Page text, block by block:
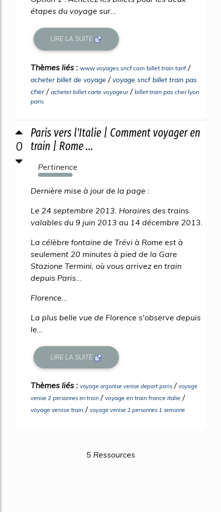
étapes du voyage sur...
LIRE LA SUITE
Thèmes liés : www voyages sncf com billet train tarif/
acheter billet de voyage /voyage sncf billet train pas
cher/ acheter billet carte voyageur/ billet train pas cher lyon
paris
0
Paris vers l'Italie | Comment voyager en
train | Rome ...
Pertinence
583%
Dernière mise à jour de la page :
Le 24 septembre 2013. Horaires des trains
valables du 9 juin 2013 au 14 décembre 2013.
La célèbre fontaine de Trévi à Rome est à
seulement 20 minutes à pied de la Gare
Stazione Termini, où vous arrivez en train
depuis Paris...
Florence...
La plus belle vue de Florence s'observe depuis
le...
LIRE LA SUITE
Thèmes liés : voyage organise venise depart paris / voyage
venise 2 personnes en train / voyage en train france italie /
voyage venise train / voyage venise 2 personnes 1 semaine
5 Ressources